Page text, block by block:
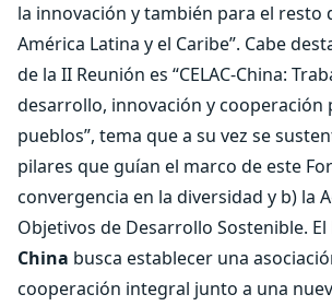
la innovación y también para el resto
América Latina y el Caribe”. Cabe
de la II Reunión es “CELAC-China:
desarrollo, innovación y cooperación
pueblos”, tema que a su vez se
pilares que guían el marco de este
convergencia en la diversidad y b) la
Objetivos de Desarrollo Sostenible. El
China busca establecer una
cooperación integral junto a una